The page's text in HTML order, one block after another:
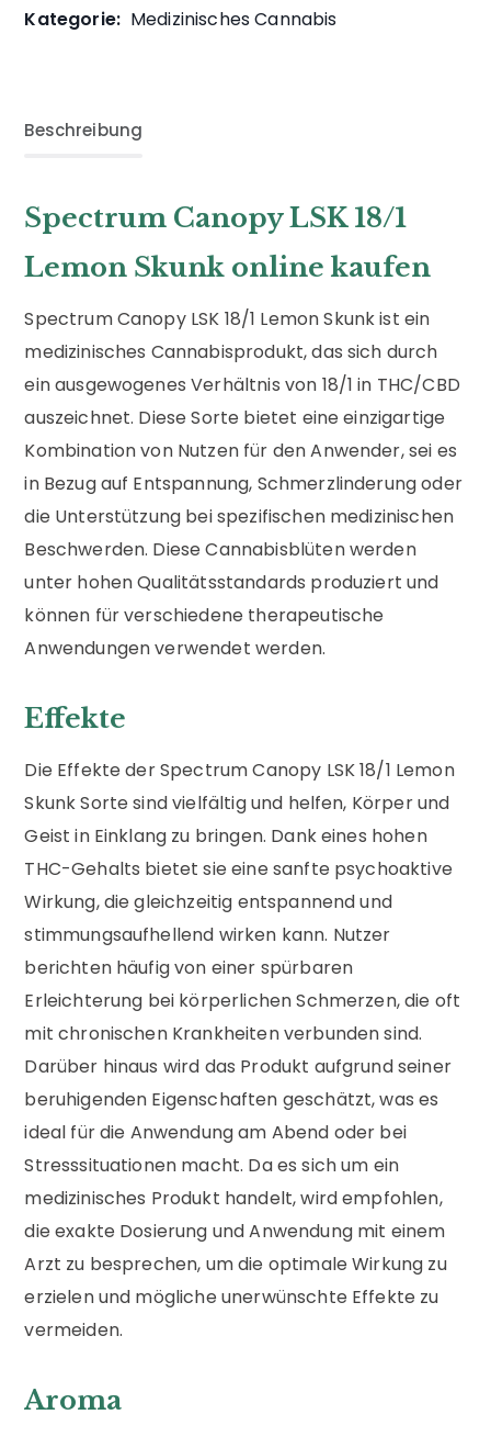
Kategorie: Medizinisches Cannabis
Beschreibung
Spectrum Canopy LSK 18/1
Lemon Skunk online kaufen
Spectrum Canopy LSK 18/1 Lemon Skunk ist ein
medizinisches Cannabisprodukt, das sich durch
ein ausgewogenes Verhältnis von 18/1 in THC/CBD
auszeichnet. Diese Sorte bietet eine einzigartige
Kombination von Nutzen für den Anwender, sei es
in Bezug auf Entspannung, Schmerzlinderung oder
die Unterstützung bei spezifischen medizinischen
Beschwerden. Diese Cannabisblüten werden
unter hohen Qualitätsstandards produziert und
können für verschiedene therapeutische
Anwendungen verwendet werden.
Effekte
Die Effekte der Spectrum Canopy LSK 18/1 Lemon
Skunk Sorte sind vielfältig und helfen, Körper und
Geist in Einklang zu bringen. Dank eines hohen
THC-Gehalts bietet sie eine sanfte psychoaktive
Wirkung, die gleichzeitig entspannend und
stimmungsaufhellend wirken kann. Nutzer
berichten häufig von einer spürbaren
Erleichterung bei körperlichen Schmerzen, die oft
mit chronischen Krankheiten verbunden sind.
Darüber hinaus wird das Produkt aufgrund seiner
beruhigenden Eigenschaften geschätzt, was es
ideal für die Anwendung am Abend oder bei
Stresssituationen macht. Da es sich um ein
medizinisches Produkt handelt, wird empfohlen,
die exakte Dosierung und Anwendung mit einem
Arzt zu besprechen, um die optimale Wirkung zu
erzielen und mögliche unerwünschte Effekte zu
vermeiden.
Aroma